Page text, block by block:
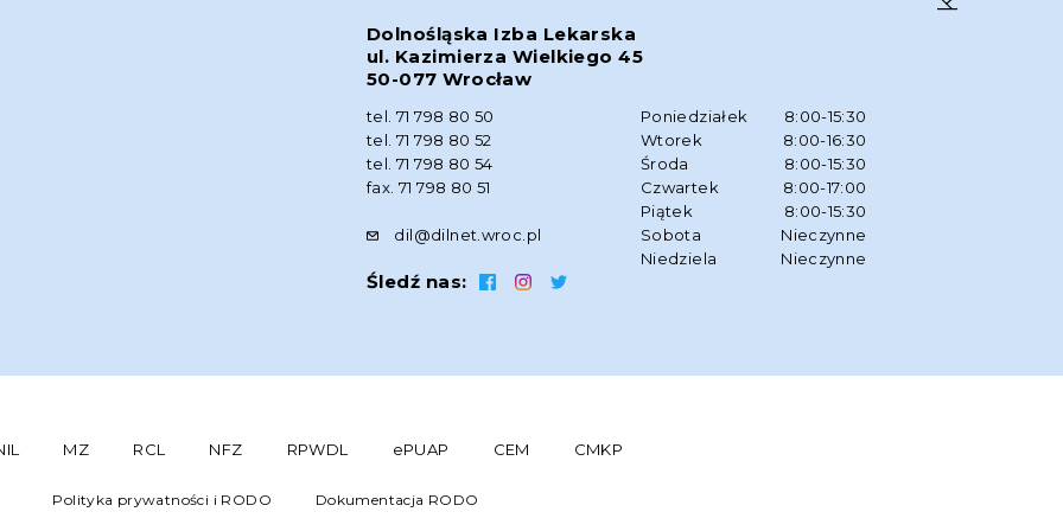
Dolnośląska Izba Lekarska
ul. Kazimierza Wielkiego 45
50-077 Wrocław
tel. 71 798 80 50
tel. 71 798 80 52
tel. 71 798 80 54
fax. 71 798 80 51
dil@dilnet.wroc.pl
Śledź nas:
Poniedziałek
8:00-15:30
Wtorek
8:00-16:30
Środa
8:00-15:30
Czwartek
8:00-17:00
Piątek
8:00-15:30
Sobota
Nieczynne
Niedziela
Nieczynne
MZ RCL NFZ RPWDL ePUAP CEM CMKP
Polityka prywatności i RODO Dokumentacja RODO